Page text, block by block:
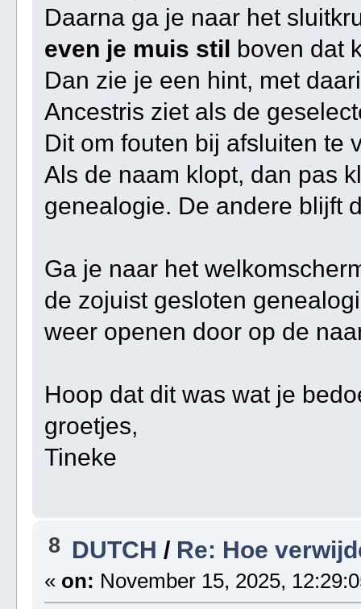
Daarna ga je naar het
even je muis stil boven dat
Dan zie je een hint, met
Ancestris ziet als de
Dit om fouten bij afsluiten te
Als de naam klopt, dan pas
genealogie. De andere blijft
Ga je naar het
de zojuist gesloten
weer openen door op de
Hoop dat dit was wat je
groetjes,
Tineke
8 DUTCH / Re: Hoe
« on: November 15, 2025,